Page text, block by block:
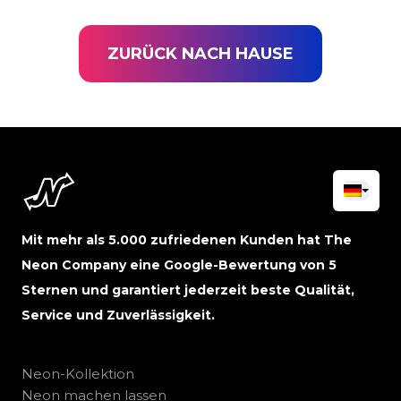
ZURÜCK NACH HAUSE
Mit mehr als 5.000 zufriedenen Kunden hat The
Neon Company eine Google-Bewertung von 5
Sternen und garantiert jederzeit beste Qualität,
Service und Zuverlässigkeit.
Neon-Kollektion
Neon machen lassen